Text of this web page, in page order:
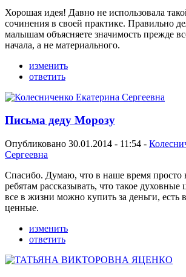
Хорошая идея! Давно не использовала
сочинения в своей практике. Правильно
малышам объясняете значимость прежде
начала, а не материального.
изменить
ответить
Письма деду Морозу
Опубликовано 30.01.2014 - 11:54 -
Сергеевна
Спасибо. Думаю, что в наше время просто
ребятам рассказывать, что такое духовные
все в жизни можно купить за деньги, есть
ценные.
изменить
ответить